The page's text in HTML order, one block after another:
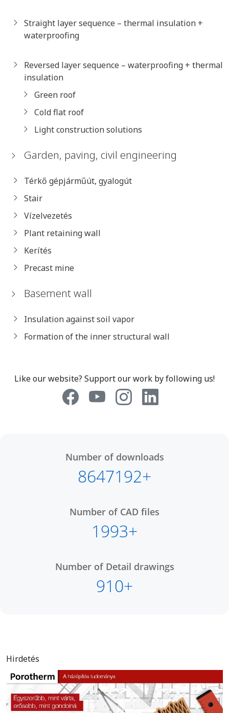
Straight layer sequence – thermal insulation +
waterproofing
Reversed layer sequence – waterproofing + thermal
insulation
Green roof
Cold flat roof
Light construction solutions
Garden, paving, civil engineering
Térkő gépjárműút, gyalogút
Stair
Vízelvezetés
Plant retaining wall
Kerítés
Precast mine
Basement wall
Insulation against soil vapor
Formation of the inner structural wall
Like our website? Support our work by following us!
Number of downloads
8647192+
Number of CAD files
1993+
Number of Detail drawings
910+
Hirdetés